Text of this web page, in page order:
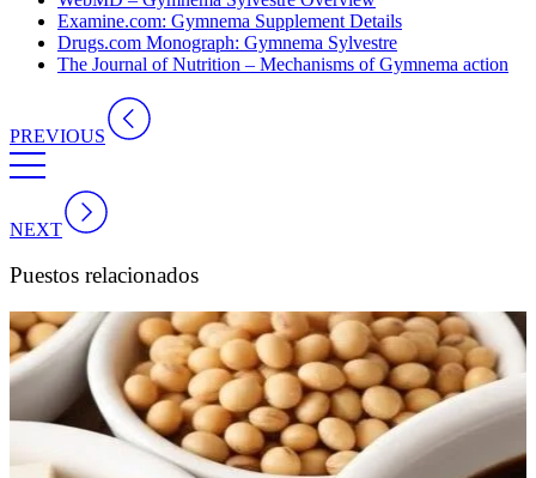
Examine.com: Gymnema Supplement Details
Drugs.com Monograph: Gymnema Sylvestre
The Journal of Nutrition – Mechanisms of Gymnema action
PREVIOUS
NEXT
Puestos relacionados